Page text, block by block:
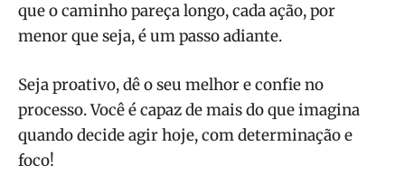
que o caminho pareça longo, cada ação, por
menor que seja, é um passo adiante.
Seja proativo, dê o seu melhor e confie no
processo. Você é capaz de mais do que imagina
quando decide agir hoje, com determinação e
foco!